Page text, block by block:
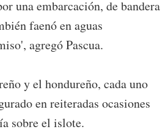
una embarcación, de bandera
faenó en aguas
agregó Pascua.
y el hondureño, cada uno
en reiteradas ocasiones
sobre el islote.